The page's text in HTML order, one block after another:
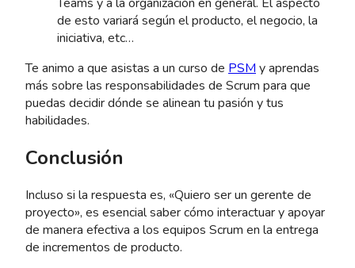
de esto variará según el producto, el negocio, la
iniciativa, etc…
Te animo a que asistas a un curso de PSM y aprendas
más sobre las responsabilidades de Scrum para que
puedas decidir dónde se alinean tu pasión y tus
habilidades.
Conclusión
Incluso si la respuesta es, «Quiero ser un gerente de
proyecto», es esencial saber cómo interactuar y apoyar
de manera efectiva a los equipos Scrum en la entrega
de incrementos de producto.